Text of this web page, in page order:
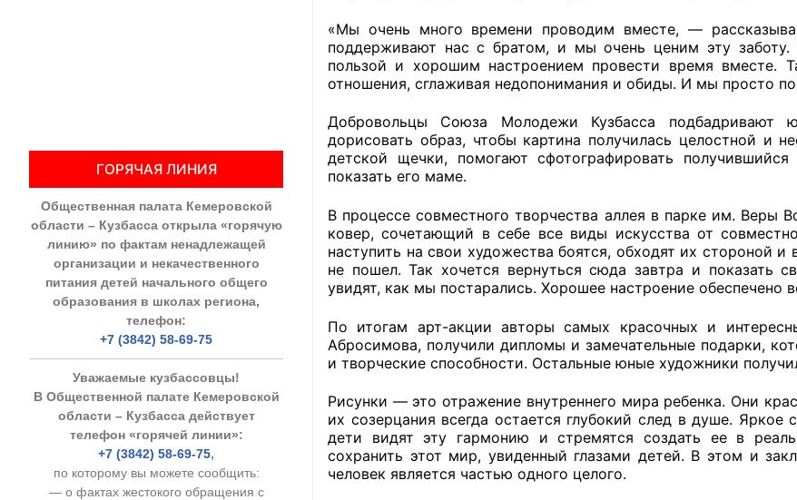
Члены ОП КО
Документы ОП КО
Регламент ОП КО
Кодекс этики ОП КО
Положения
Соглашения
Рекомендации
Порядок работы ЦОН
Аппарат ОП КО
УСТАВ ГКУ “АППАРАТ ОП КО”
Доходы руководителя за 2024 г.
«Мы очень много времени проводим вместе, —
поддерживают нас с братом, и мы очень ценим эту
пользой и хорошим настроением провести время вместе.
отношения, сглаживая недопонимания и обиды. И мы просто
Добровольцы Союза Молодежи Кузбасса подбадривают
дорисовать образ, чтобы картина получилась целостной и
детской щечки, помогают сфотографировать
показать его маме.
В процессе совместного творчества аллея в парке им. Веры
ковер, сочетающий в себе все виды искусства от
наступить на свои художества боятся, обходят их стороной
не пошел. Так хочется вернуться сюда завтра и показать
увидят, как мы постарались. Хорошее настроение обеспечено
По итогам арт-акции авторы самых красочных и
Абросимова, получили дипломы и замечательные подарки,
и творческие способности. Остальные юные художники
Рисунки — это отражение внутреннего мира ребенка. Они
их созерцания всегда остается глубокий след в душе.
дети видят эту гармонию и стремятся создать ее в
сохранить этот мир, увиденный глазами детей. В этом и
человек является частью одного целого.
ГОРЯЧАЯ ЛИНИЯ
Общественная палата Кемеровской
области – Кузбасса открыла «горячую
линию» по фактам ненадлежащей
организации и некачественного
питания детей начального общего
образования в школах региона,
телефон:
+7 (3842) 58-69-75
Уважаемые кузбассовцы!
В Общественной палате Кемеровской
области – Кузбасса действует
телефон «горячей линии»:
+7 (3842) 58-69-75,
по которому вы можете сообщить:
— о фактах жестокого обращения с